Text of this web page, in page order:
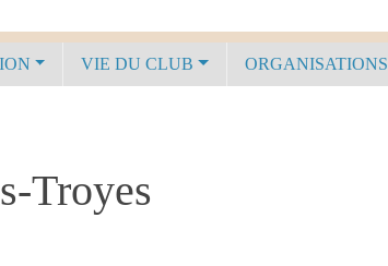
VIE DU CLUB ORGANISATIONS
Troyes